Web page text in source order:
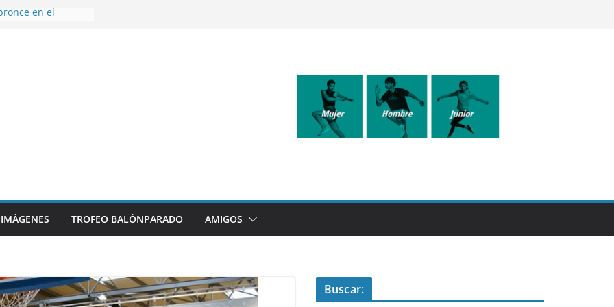
en el
la plantilla y
de
sumando
IMÁGENES TROFEO BALÓNPARADO AMIGOS
Buscar: